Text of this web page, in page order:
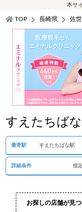
本サ
TOP 長崎県 佐
すえたちば
最寄駅 すえたちばな駅
詳細条件 指
お探しの店舗が見